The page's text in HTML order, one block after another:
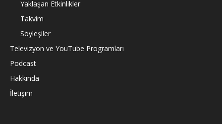
Yaklaşan Etkinlikler
Takvim
Söyleşiler
Televizyon ve YouTube Programları
Podcast
Hakkında
İletişim